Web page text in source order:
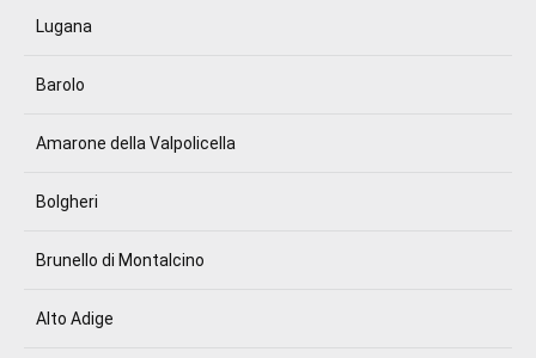
Lugana
Barolo
Amarone della Valpolicella
Bolgheri
Brunello di Montalcino
Alto Adige